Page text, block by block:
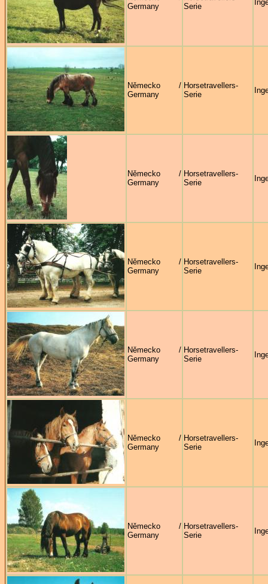
Germany
Serie
Německo /
Germany
Horsetravellers-
Serie
Německo /
Germany
Horsetravellers-
Serie
Německo /
Germany
Horsetravellers-
Serie
Německo /
Germany
Horsetravellers-
Serie
Německo /
Germany
Horsetravellers-
Serie
Německo /
Germany
Horsetravellers-
Serie